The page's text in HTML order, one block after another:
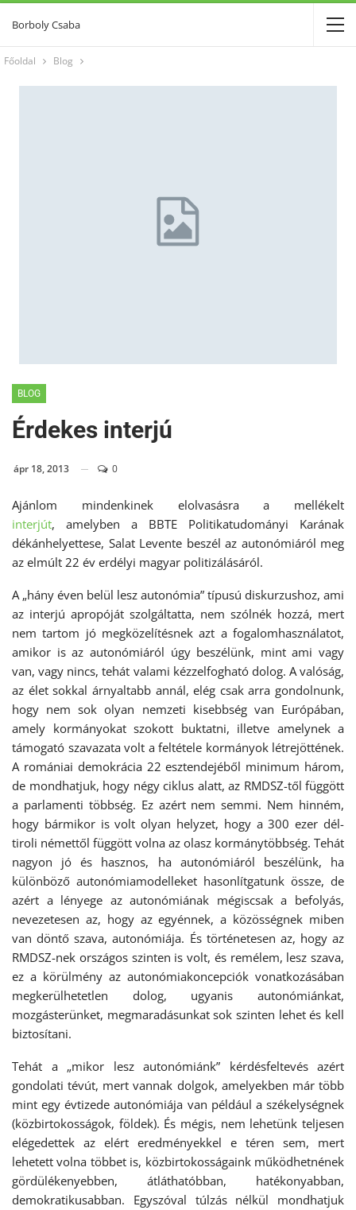
Borboly Csaba
Főoldal Blog
BLOG
Érdekes interjú
ápr 18, 2013 0
Ajánlom mindenkinek elolvasásra a mellékelt
interjút, amelyben a BBTE Politikatudományi Karának
dékánhelyettese, Salat Levente beszél az autonómiáról meg
az elmúlt 22 év erdélyi magyar politizálásáról.
A „hány éven belül lesz autonómia” típusú diskurzushoz, ami
az interjú apropóját szolgáltatta, nem szólnék hozzá, mert
nem tartom jó megközelítésnek azt a fogalomhasználatot,
amikor is az autonómiáról úgy beszélünk, mint ami vagy
van, vagy nincs, tehát valami kézzelfogható dolog. A valóság,
az élet sokkal árnyaltabb annál, elég csak arra gondolnunk,
hogy nem sok olyan nemzeti kisebbség van Európában,
amely kormányokat szokott buktatni, illetve amelynek a
támogató szavazata volt a feltétele kormányok létrejöttének.
A romániai demokrácia 22 esztendejéből minimum három,
de mondhatjuk, hogy négy ciklus alatt, az RMDSZ-től függött
a parlamenti többség. Ez azért nem semmi. Nem hinném,
hogy bármikor is volt olyan helyzet, hogy a 300 ezer dél-
tiroli némettől függött volna az olasz kormánytöbbség. Tehát
nagyon jó és hasznos, ha autonómiáról beszélünk, ha
különböző autonómiamodelleket hasonlítgatunk össze, de
azért a lényege az autonómiának mégiscsak a befolyás,
nevezetesen az, hogy az egyénnek, a közösségnek miben
van döntő szava, autonómiája. És történetesen az, hogy az
RMDSZ-nek országos szinten is volt, és remélem, lesz szava,
ez a körülmény az autonómiakoncepciók vonatkozásában
megkerülhetetlen dolog, ugyanis autonómiánkat,
mozgásterünket, megmaradásunkat sok szinten lehet és kell
biztosítani.
Tehát a „mikor lesz autonómiánk” kérdésfeltevés azért
gondolati tévút, mert vannak dolgok, amelyekben már több
mint egy évtizede autonómiája van például a székelységnek
(közbirtokosságok, földek). És mégis, nem lehetünk teljesen
elégedettek az elért eredményekkel e téren sem, mert
lehetett volna többet is, közbirtokosságaink működhetnének
gördülékenyebben, átláthatóbban, hatékonyabban,
demokratikusabban. Egyszóval túlzás nélkül mondhatjuk